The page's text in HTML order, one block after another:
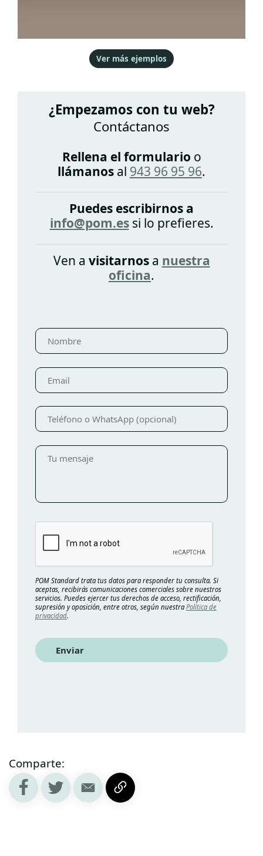
Ver más ejemplos
¿Empezamos con tu web?
Contáctanos
Rellena el formulario o
llámanos al 943 96 95 96.
Puedes escribirnos a
info@pom.essi lo prefieres.
Ven a visitarnosa nuestra
oficina.
POM Standard trata tus datos para responder tu consulta. Si
aceptas, recibirás comunicaciones comerciales sobre nuestros
servicios. Puedes ejercer tus derechos de acceso, rectificación,
supresión y oposición, entre otros, según nuestraPolítica de
privacidad.
Enviar
Comparte: